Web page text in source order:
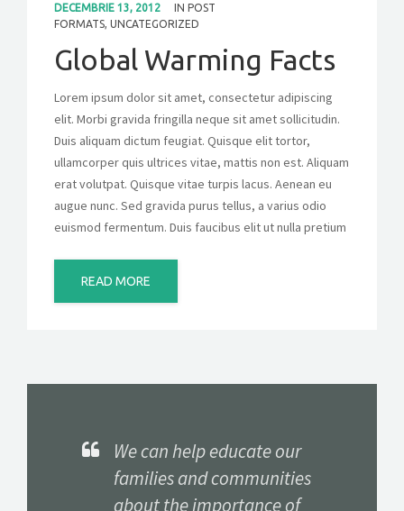
DECEMBRIE 13, 2012 IN POST
FORMATS, UNCATEGORIZED
Global Warming Facts
Lorem ipsum dolor sit amet, consectetur adipiscing
elit. Morbi gravida fringilla neque sit amet sollicitudin.
Duis aliquam dictum feugiat. Quisque elit tortor,
ullamcorper quis ultrices vitae, mattis non est. Aliquam
erat volutpat. Quisque vitae turpis lacus. Aenean eu
augue nunc. Sed gravida purus tellus, a varius odio
euismod fermentum. Duis faucibus elit ut nulla pretium
READ MORE
We can help educate our
families and communities
about the importance of